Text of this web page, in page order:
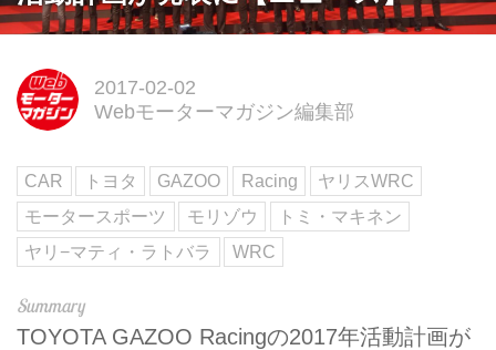
2017-02-02
Webモーターマガジン編集部
CAR トヨタ GAZOO Racing
ヤリスWRC
モータースポーツ
モリゾウ
トミ・マキネン
ヤリ−マティ・ラトバラ
WRC
TOYOTA GAZOO Racingの2017年活動計画が